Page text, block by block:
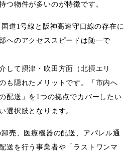
つ物件が多いのが特徴です。
国道 1号線と阪神高速守口線の存在に
へのアクセススピードは随一で
して摂津・吹田方面（北摂エリ
も隠れたメリットです。「市内へ
配送」を 1つの拠点でカバーしたい
選択肢となります。
売、医療機器の配送、アパレル通
送を行う事業者や「ラストワンマ